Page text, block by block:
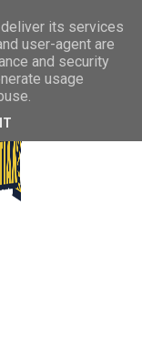
its services
user-agent are
and security
usage